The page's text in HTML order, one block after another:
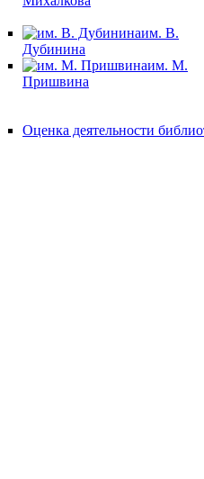
им. В.
Дубинина
им. М.
Пришвина
Оценка деятельности